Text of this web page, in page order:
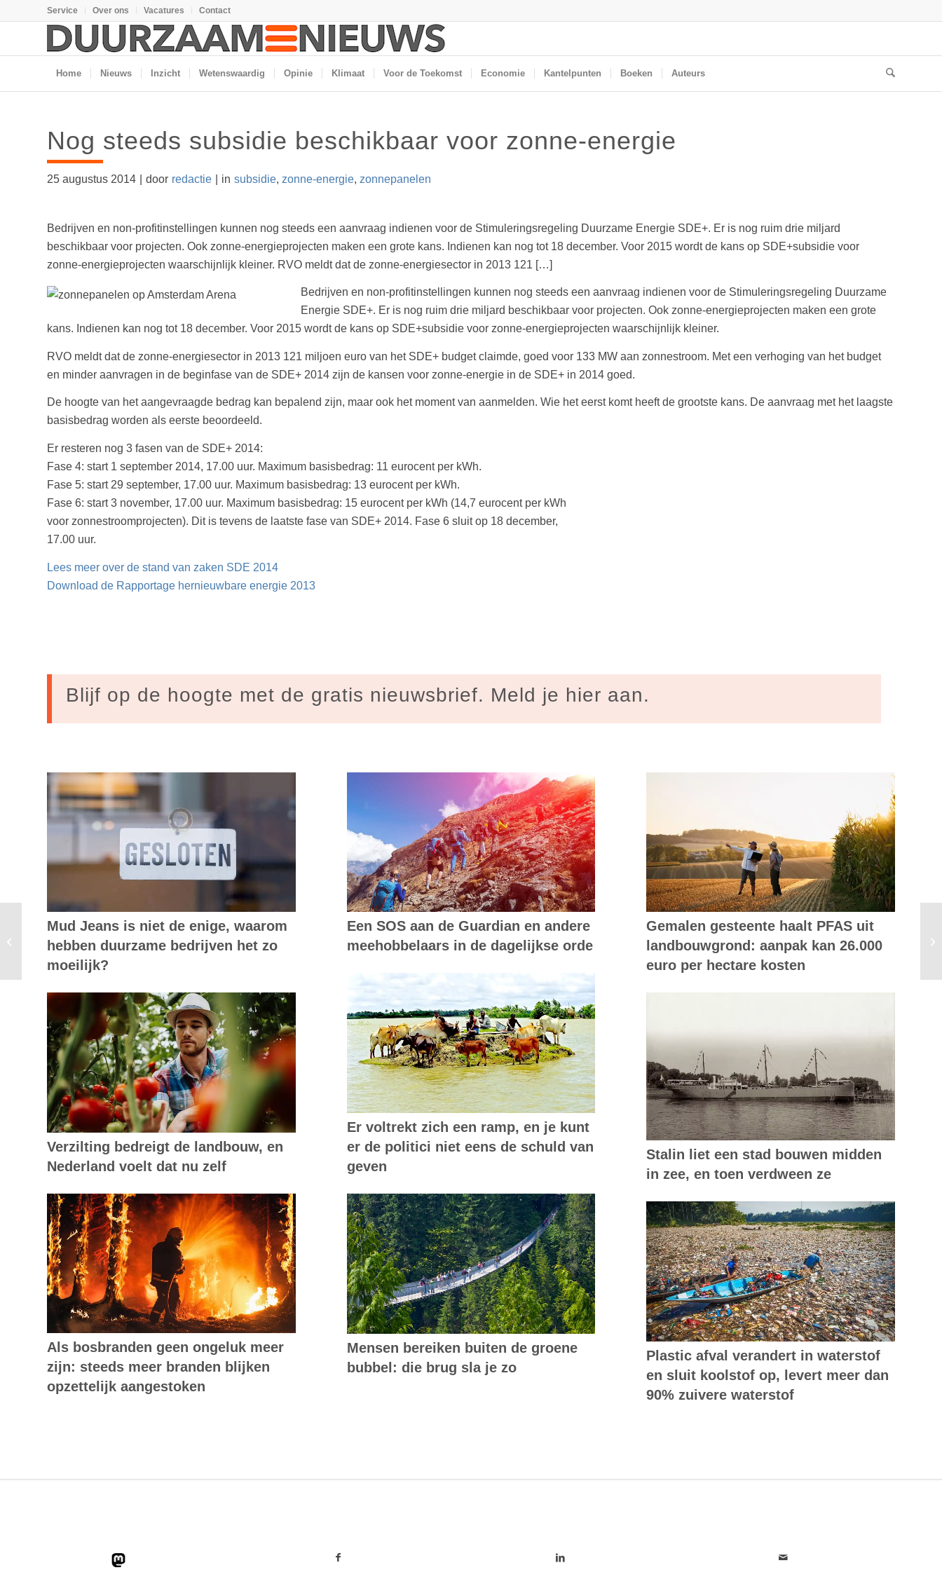
Service Over ons Vacatures Contact
Home Nieuws Inzicht Wetenswaardig Opinie Klimaat Voor de Toekomst Economie Kantelpunten Boeken Auteurs
Nog steeds subsidie beschikbaar voor zonne-energie
25 augustus 2014 door redactie in subsidie, zonne-energie, zonnepanelen
Bedrijven en non-profitinstellingen kunnen nog steeds een aanvraag indienen voor de Stimuleringsregeling Duurzame Energie SDE+. Er is nog ruim drie miljard
beschikbaar voor projecten. Ook zonne-energieprojecten maken een grote kans. Indienen kan nog tot 18 december. Voor 2015 wordt de kans op SDE+subsidie voor
zonne-energieprojecten waarschijnlijk kleiner. RVO meldt dat de zonne-energiesector in 2013 121 […]
Bedrijven en non-profitinstellingen kunnen nog steeds een aanvraag indienen voor de Stimuleringsregeling Duurzame
Energie SDE+. Er is nog ruim drie miljard beschikbaar voor projecten. Ook zonne-energieprojecten maken een grote
kans. Indienen kan nog tot 18 december. Voor 2015 wordt de kans op SDE+subsidie voor zonne-energieprojecten waarschijnlijk kleiner.
RVO meldt dat de zonne-energiesector in 2013 121 miljoen euro van het SDE+ budget claimde, goed voor 133 MW aan zonnestroom. Met een verhoging van het budget
en minder aanvragen in de beginfase van de SDE+ 2014 zijn de kansen voor zonne-energie in de SDE+ in 2014 goed.
De hoogte van het aangevraagde bedrag kan bepalend zijn, maar ook het moment van aanmelden. Wie het eerst komt heeft de grootste kans. De aanvraag met het laagste
basisbedrag worden als eerste beoordeeld.
Er resteren nog 3 fasen van de SDE+ 2014:
Fase 4: start 1 september 2014, 17.00 uur. Maximum basisbedrag: 11 eurocent per kWh.
Fase 5: start 29 september, 17.00 uur. Maximum basisbedrag: 13 eurocent per kWh.
Fase 6: start 3 november, 17.00 uur. Maximum basisbedrag: 15 eurocent per kWh (14,7 eurocent per kWh
voor zonnestroomprojecten). Dit is tevens de laatste fase van SDE+ 2014. Fase 6 sluit op 18 december,
17.00 uur.
Lees meer over de stand van zaken SDE 2014
Download de Rapportage hernieuwbare energie 2013
Blijf op de hoogte met de gratis nieuwsbrief. Meld je hier aan.
Mud Jeans is niet de enige, waarom
hebben duurzame bedrijven het zo
moeilijk?
Verzilting bedreigt de landbouw, en
Nederland voelt dat nu zelf
Als bosbranden geen ongeluk meer
zijn: steeds meer branden blijken
opzettelijk aangestoken
Een SOS aan de Guardian en andere
meehobbelaars in de dagelijkse orde
Er voltrekt zich een ramp, en je kunt
er de politici niet eens de schuld van
geven
Mensen bereiken buiten de groene
bubbel: die brug sla je zo
Gemalen gesteente haalt PFAS uit
landbouwgrond: aanpak kan 26.000
euro per hectare kosten
Stalin liet een stad bouwen midden
in zee, en toen verdween ze
Plastic afval verandert in waterstof
en sluit koolstof op, levert meer dan
90% zuivere waterstof
Wageningse stichting brengt nieuwe
technologie zonnepanelen in kaart